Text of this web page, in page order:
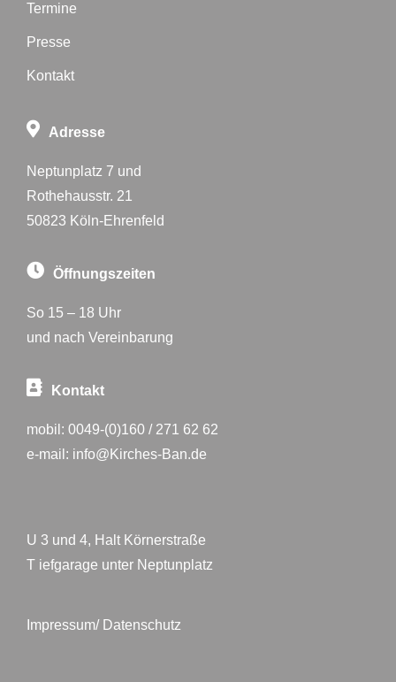
Termine
Presse
Kontakt
Adresse
Neptunplatz 7 und
Rothehausstr. 21
50823 Köln-Ehrenfeld
Öffnungszeiten
So 15 – 18 Uhr
und nach Vereinbarung
Kontakt
mobil: 0049-(0)160 / 271 62 62
e-mail: info@Kirches-Ban.de
U 3 und 4, Halt Körnerstraße
T iefgarage unter Neptunplatz
Impressum/ Datenschutz